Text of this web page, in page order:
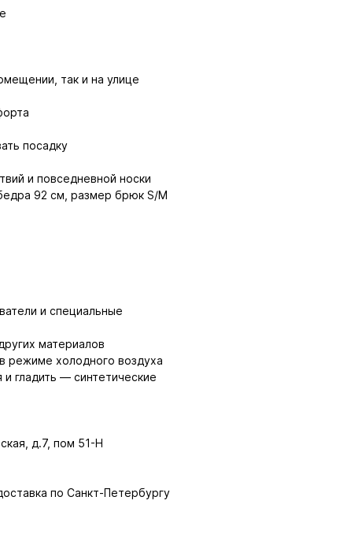
так и на улице
посадку
и повседневной носки
92 см, размер брюк S/M
и специальные
материалов
режиме холодного воздуха
и гладить — синтетические
д.7, пом 51-Н
по Санкт-Петербургу